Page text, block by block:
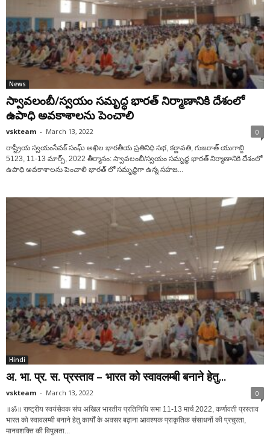
News
స్వావలంబీ/స్వయం సమృద్ధ భారత్ నిర్మాణానికి దేశంలో
ఉపాధి అవకాశాలను పెంచాలి
vskteam - March 13, 2022 0
రాష్ట్రీయ స్వయంసేవక్ సంఘ్ అఖిల భారతీయ ప్రతినిధి సభ, కర్ణావతి, గుజరాత్ యుగాబ్ది
5123, 11-13 మార్చ్, 2022 తీర్మానం: స్వావలంబీ/స్వయం సమృద్ధ భారత్ నిర్మాణానికి దేశంలో
ఉపాధి అవకాశాలను పెంచాలి భారత్ లో సమృద్ధిగా ఉన్న సహజ...
Hindi
अ. भा. प्र. स. प्रस्ताव – भारत को स्वावलम्बी बनाने हेतु...
vskteam - March 13, 2022 0
॥ॐ॥ राष्ट्रीय स्वयंसेवक संघ अखिल भारतीय प्रतिनिधि सभा 11-13 मार्च 2022, कर्णावती प्रस्ताव
भारत को स्वावलम्बी बनाने हेतु कार्यों के अवसर बढ़ाना आवश्यक प्राकृतिक संसाधनों की प्रचुरता,
मानवशक्ति की विपुलता...